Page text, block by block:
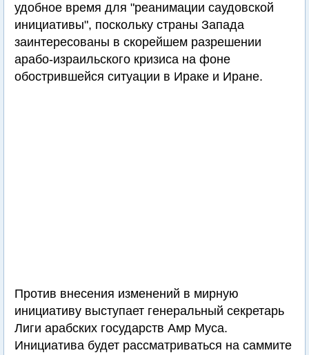
удобное время для "реанимации саудовской
инициативы", поскольку страны Запада
заинтересованы в скорейшем разрешении
арабо-израильского кризиса на фоне
обострившейся ситуации в Ираке и Иране.
Против внесения изменений в мирную
инициативу выступает генеральный секретарь
Лиги арабских государств Амр Муса.
Инициатива будет рассматриваться на саммите